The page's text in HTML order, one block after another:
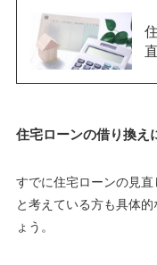
住宅ローンの借り換え
すでに住宅ローンの見
と考えている方も具体
ょう。